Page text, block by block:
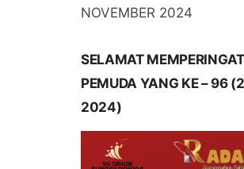
NOVEMBER 2024
SELAMAT
PEMUDA YANG KE – 96
2024)